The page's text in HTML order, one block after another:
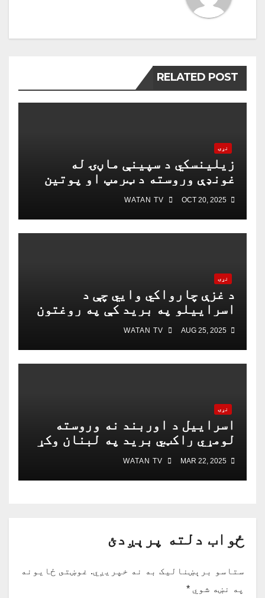
RELATED POST
نړۍ
زیلینسکي د سپینې ماڼۍ له
غونډې وروسته د ټرمپ او پوتین
په خبرو اترو کې د ګډون لپاره
چمتو دی
نړۍ
د غزې چارواکي وايي چې د
اسراییلو په برید کې په روغتون
باندې د ۱۵ کسانو په ګډون څلور
خبریالان وژل شوي دي
نړۍ
اسراییل د اوربند نه وروسته
لومړي راکټي برید په لبنان وکړ
ځواب دلته پرېږدئ
ستاسو برېښناليک به نه خپريږي. غوښتى ځایونه
په نښه شوي *